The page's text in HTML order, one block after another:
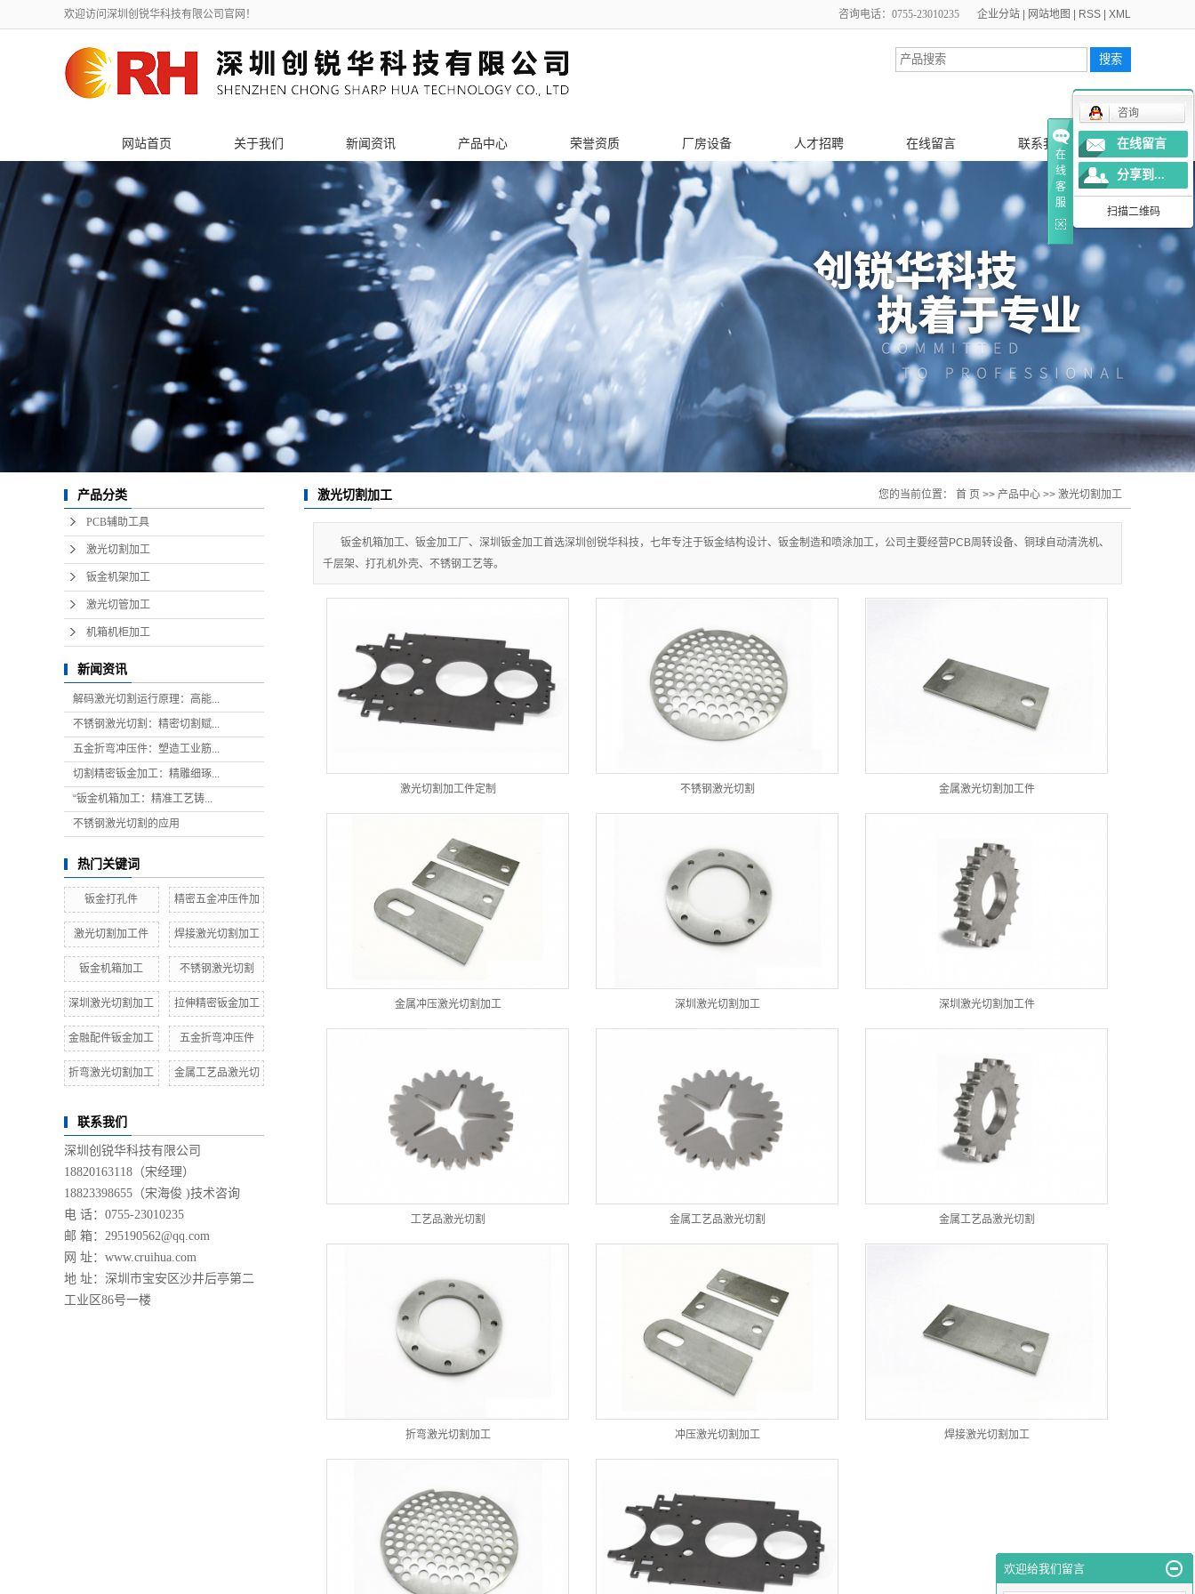
欢迎访问深圳创锐华科技有限公司官网！ 企业分站 网站地图 RSS XML
咨询电话：0755-23010235
网站首页 关于我们 新闻资讯
公司新闻
行业新闻
技术知识
产品中心
PCB辅助工具
激光切割加工
钣金机架加工
激光切管加工
机箱机柜加工
荣誉资质 厂房设备 人才招聘 在线留言 联系我们
产品分类
PCB辅助工具
激光切割加工
钣金机架加工
激光切管加工
机箱机柜加工
新闻资讯
解码激光切割运行原理：高能...
不锈钢激光切割：精密切割赋...
五金折弯冲压件：塑造工业筋...
切割精密钣金加工：精雕细琢...
“钣金机箱加工：精准工艺铸...
不锈钢激光切割的应用
热门关键词
钣金打孔件 精密五金冲压件加
激光切割加工件 焊接激光切割加工
钣金机箱加工 不锈钢激光切割
深圳激光切割加工 拉伸精密钣金加工
金融配件钣金加工 五金折弯冲压件
折弯激光切割加工 金属工艺品激光切
联系我们
深圳创锐华科技有限公司
18820163118（宋经理）
18823398655（宋海俊 )技术咨询
电 话：0755-23010235
邮 箱：295190562@qq.com
网 址： www.cruihua.com
地 址：深圳市宝安区沙井后亭第二
工业区86号一楼
激光切割加工 您的当前位置： 首 页 >> 产品中心 >> 激光切割加工
钣金机箱加工、钣金加工厂、深圳钣金加工首选深圳创锐华科技，七年专注于钣金结构设计、钣金制造和喷涂加工，公司主要经营PCB周转设备、铜球自动清洗机、
千层架、打孔机外壳、不锈钢工艺等。
激光切割加工件定制 不锈钢激光切割 金属激光切割加工件
金属冲压激光切割加工 深圳激光切割加工 深圳激光切割加工件
工艺品激光切割 金属工艺品激光切割 金属工艺品激光切割
折弯激光切割加工 冲压激光切割加工 焊接激光切割加工
在
线
客
服
咨询
在线留言
分享到...
扫描二维码
欢迎给我们留言